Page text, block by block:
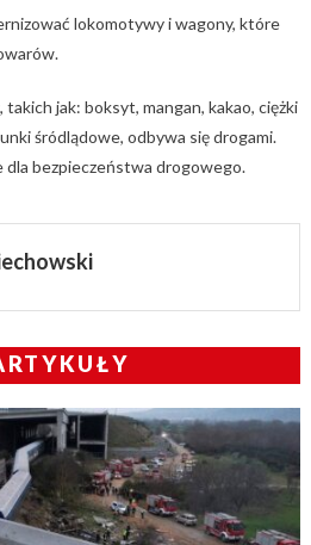
lokomotywy i wagony, które
jak: boksyt, mangan, kakao, ciężki
śródlądowe, odbywa się drogami.
dla bezpieczeństwa drogowego.